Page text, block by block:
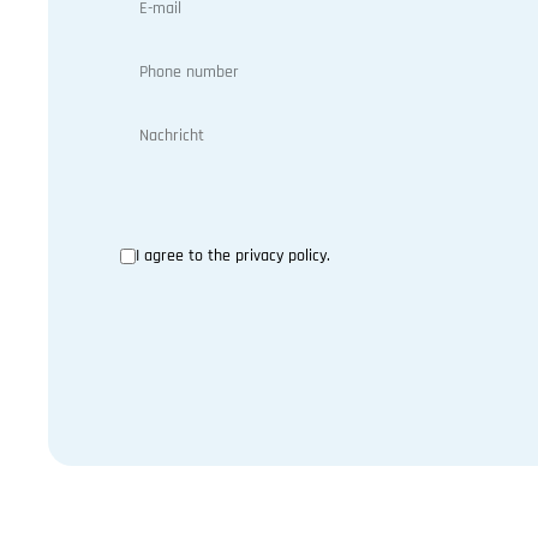
I agree to the privacy policy.